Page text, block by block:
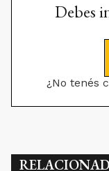
Debes
¿No tenés